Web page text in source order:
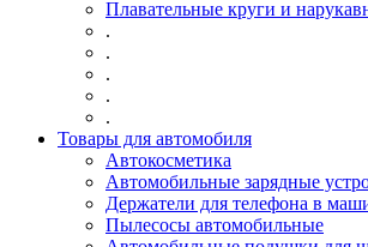
Плавательные круги и
.
.
.
.
.
Товары для автомобиля
Автокосметика
Автомобильные зарядные
Держатели для телефона в
Пылесосы автомобильные